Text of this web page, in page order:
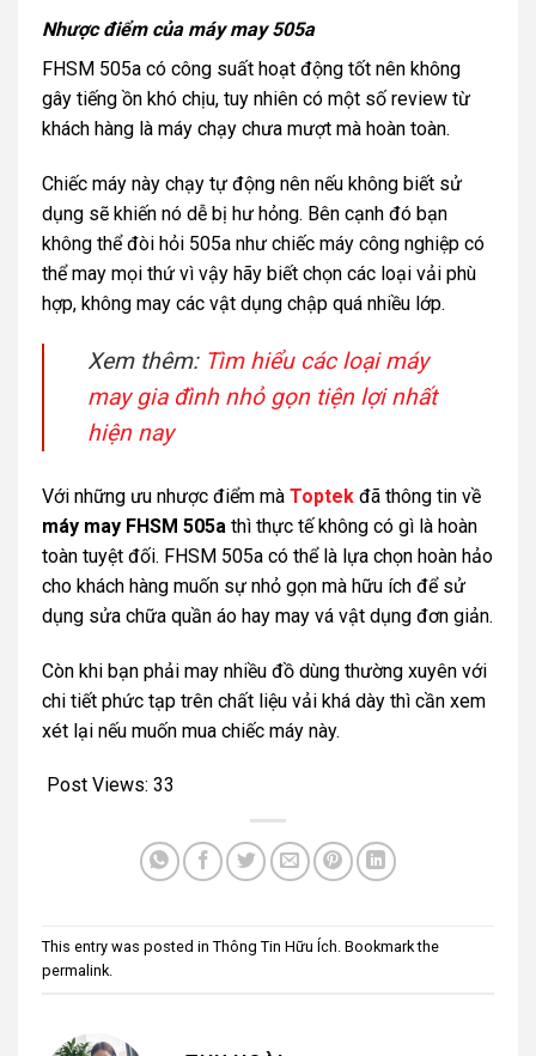
Nhược điểm của máy may 505a
FHSM 505a có công suất hoạt động tốt nên không
gây tiếng ồn khó chịu, tuy nhiên có một số review từ
khách hàng là máy chạy chưa mượt mà hoàn toàn.
Chiếc máy này chạy tự động nên nếu không biết sử
dụng sẽ khiến nó dễ bị hư hỏng. Bên cạnh đó bạn
không thể đòi hỏi 505a như chiếc máy công nghiệp có
thể may mọi thứ vì vậy hãy biết chọn các loại vải phù
hợp, không may các vật dụng chập quá nhiều lớp.
Xem thêm: Tìm hiểu các loại máy
may gia đình nhỏ gọn tiện lợi nhất
hiện nay
Với những ưu nhược điểm mà Toptek đã thông tin về
máy may FHSM 505a thì thực tế không có gì là hoàn
toàn tuyệt đối. FHSM 505a có thể là lựa chọn hoàn hảo
cho khách hàng muốn sự nhỏ gọn mà hữu ích để sử
dụng sửa chữa quần áo hay may vá vật dụng đơn giản.
Còn khi bạn phải may nhiều đồ dùng thường xuyên với
chi tiết phức tạp trên chất liệu vải khá dày thì cần xem
xét lại nếu muốn mua chiếc máy này.
Post Views: 33
This entry was posted in Thông Tin Hữu Ích . Bookmark the
permalink